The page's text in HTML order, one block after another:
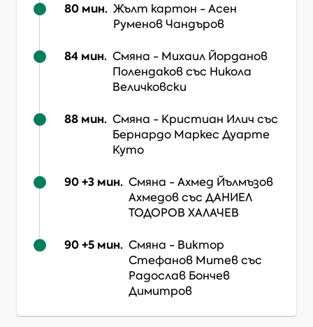
80 мин. Жълт картон -Асен
Руменов Чандъров
84 мин. Смяна - Михаил Йорданов
Полендаковсъс Никола
Величковски
88 мин. Смяна - Кристиан Илич със
Бернардо Маркес Дуарте
Куто
90 +3 мин. Смяна -Ахмед Йълмъзов
Ахмедовсъс ДАНИЕЛ
ТОДОРОВ ХАЛАЧЕВ
90 +5 мин. Смяна - Виктор
Стефанов Митевсъс
Радослав Бончев
Димитров